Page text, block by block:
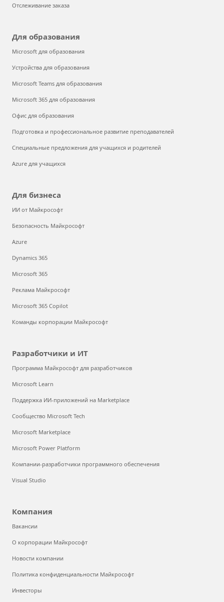
Отслеживание заказа
Для образования
Microsoft для образования
Устройства для образования
Microsoft Teams для образования
Microsoft 365 для образования
Офис для образования
Подготовка и профессиональное развитие преподавателей
Специальные предложения для учащихся и родителей
Azure для учащихся
Для бизнеса
ИИ от Майкрософт
Безопасность Майкрософт
Azure
Dynamics 365
Microsoft 365
Реклама Майкрософт
Microsoft 365 Copilot
Команды корпорации Майкрософт
Разработчики и ИТ
Программа Майкрософт для разработчиков
Microsoft Learn
Поддержка ИИ-приложений на Marketplace
Сообщество Microsoft Tech
Microsoft Marketplace
Microsoft Power Platform
Компании-разработчики программного обеспечения
Visual Studio
Компания
Вакансии
О корпорации Майкрософт
Новости компании
Политика конфиденциальности Майкрософт
Инвесторы